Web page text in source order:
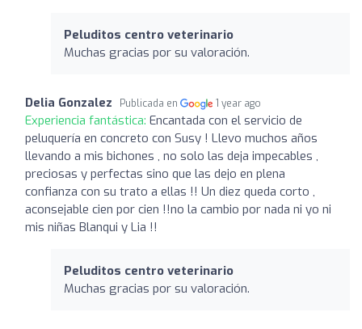
Peluditos centro veterinario
Muchas gracias por su valoración.
Delia Gonzalez Publicada en 1 year ago
Experiencia fantástica: Encantada con el servicio de
peluquería en concreto con Susy ! Llevo muchos años
llevando a mis bichones , no solo las deja impecables ,
preciosas y perfectas sino que las dejo en plena
confianza con su trato a ellas !! Un diez queda corto ,
aconsejable cien por cien !!no la cambio por nada ni yo ni
mis niñas Blanqui y Lia !!
Peluditos centro veterinario
Muchas gracias por su valoración.